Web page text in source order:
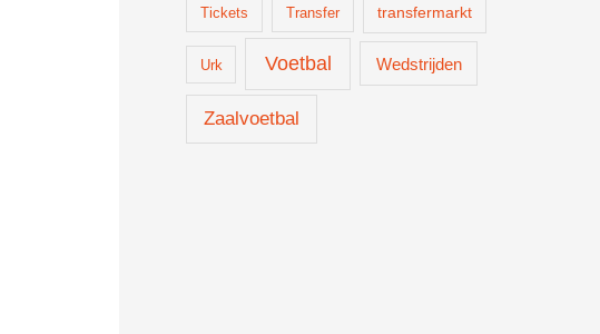
Tickets Transfer transfermarkt
Urk Voetbal Wedstrijden
Zaalvoetbal